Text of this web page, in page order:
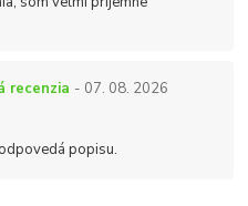
recenzia - 07. 08. 2026
popisu.